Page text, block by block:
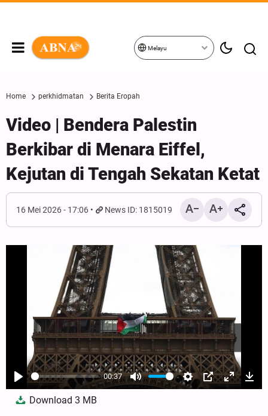
Melayu
Home perkhidmatan Berita Eropah
Video | Bendera Palestin
Berkibar di Menara Eiffel,
Kejutan di Tengah Sekatan Ketat
16 Mei 2026 - 17:06 News ID: 1815019
Play
00:37
Mute Settings
PIP Enter
Download3 MB